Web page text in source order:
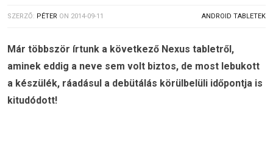
SZERZŐ: PÉTER ON 2014-09-11 ANDROID TABLETEK
Már többször írtunk a következő Nexus tabletről,
aminek eddig a neve sem volt biztos, de most lebukott
a készülék, ráadásul a debütálás körülbelüli időpontja is
kitudódott!